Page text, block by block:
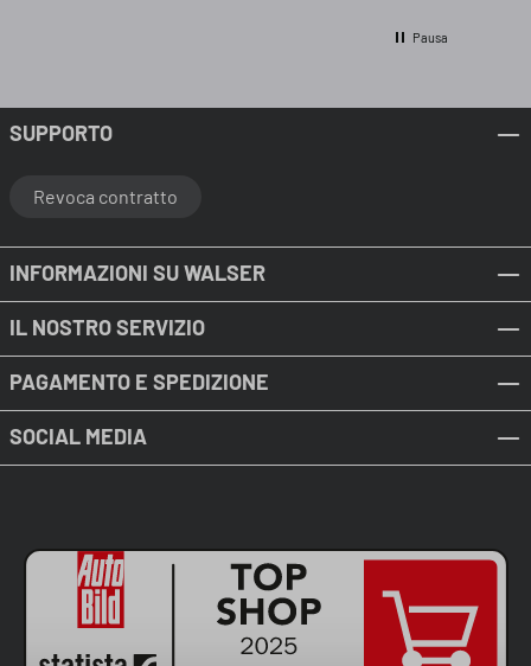
l'ho piegato meglio che potevo e riposto in
sicuramente per gli accessori dell'auto.
Pausa
SUPPORTO
Revoca contratto
INFORMAZIONI SU WALSER
IL NOSTRO SERVIZIO
PAGAMENTO E SPEDIZIONE
SOCIAL MEDIA